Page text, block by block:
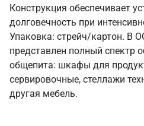
Конструкция обеспечивает
долговечность при
Упаковка: стрейч/картон. В
представлен полный спектр
общепита: шкафы для
сервировочные, стеллажи
другая мебель.